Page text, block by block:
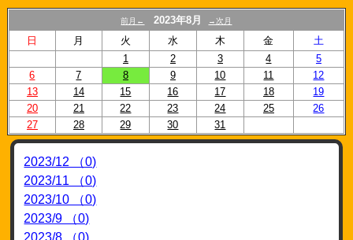
スケジュール
リンク
前月← 2023年8月 →次月
日 月 火 水 木 金
土
1
2 3 4
5
6
7 8 9 10 11
12
13
14 15 16 17 18
19
20
21 22 23 24 25
26
27
28 29 30 31
2023/12 （0)
2023/11 （0)
2023/10 （0)
2023/9 （0)